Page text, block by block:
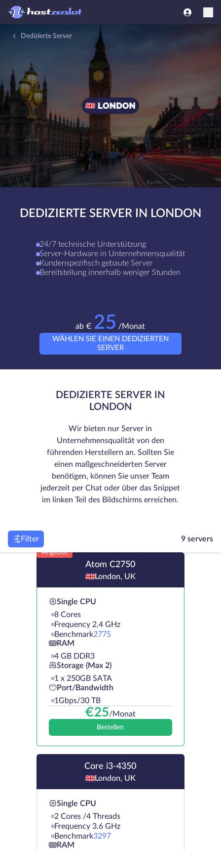
Dedizierte Server
DEDIZIERTE SERVER IN LONDON
24/7 technische Unterstützung
Server-Hardware in Unternehmensqualität
Kundenspezifisch gebaute Server
Bereitstellung innerhalb weniger Stunden
ab € 25 /Monat
WÄHLEN SIE EINEN DEDIZIERTEN
SERVER
DEDIZIERTE SERVER IN
LONDON
Wir bieten nur Server in
Unternehmensqualität von den
führenden Herstellern an. Sollten Sie
einen maßgeschneiderten Server
benötigen, können Sie unser Team
jederzeit per Chat oder über das Snippet
im linken Teil des Bildschirms erreichen.
Filter 9 servers
Angebot
Atom C2750
London, UK
Single CPU
8 Cores
Frequency 2.4 GHz
Benchmark2775
RAM
4 GB DDR3
Storage (Max 2)
1 х 250GB SATA
Port/Bandwidth
1Gbps/30 TB
€25/Monat
Bestellen
Core i3-4350
London, UK
Single CPU
2 Cores /4 Threads
Frequency 3.6 GHz
Benchmark3297
RAM